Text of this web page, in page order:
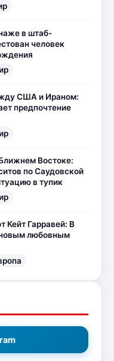
в штаб-
человек
США и Ираном:
предпочтение
Востоке:
по Саудовской
в тупик
Кейт Гарравей: В
любовным